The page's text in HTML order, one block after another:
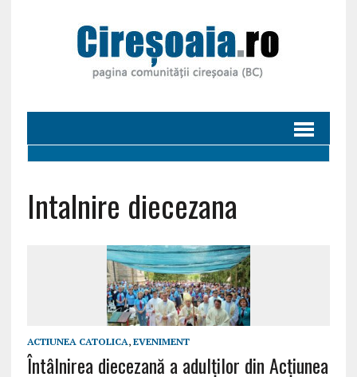
Intalnire diecezana
ACTIUNEA CATOLICA, EVENIMENT
Întâlnirea diecezană a adulţilor din Acţiunea